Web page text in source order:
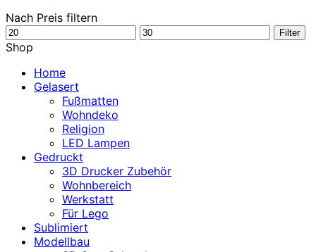
Nach Preis filtern
Min.
Preis
Max.
Filter
Shop
Home
Gelasert
Fußmatten
Wohndeko
Religion
LED Lampen
Gedruckt
3D Drucker Zubehör
Wohnbereich
Werkstatt
Für Lego
Sublimiert
Modellbau